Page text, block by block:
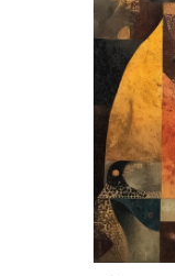
Por Habitación